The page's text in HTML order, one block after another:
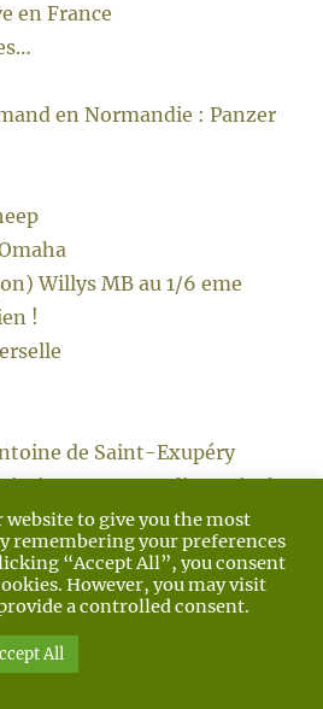
en France
en Normandie : Panzer
Willys MB au 1/6 eme
!
de Saint-Exupéry
en Normandie : 3-inch
M10 Wolverine
: les photographies de
website to give you the most
remembering your preferences
“Accept All”, you consent
However, you may visit
a controlled consent.
All